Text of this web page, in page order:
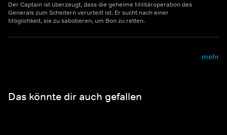
Der Captain ist überzeugt, dass die geheime Militäroperation des
Generals zum Scheitern verurteilt ist. Er sucht nach einer
Möglichkeit, sie zu sabotieren, um Bon zu retten.
mehr
Das könnte dir auch gefallen